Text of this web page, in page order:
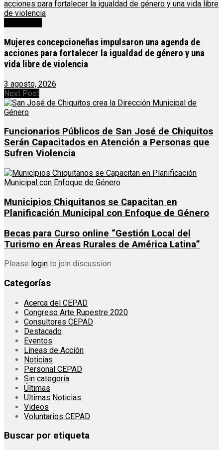
Mujeres concepcioneñas impulsaron una agenda de
acciones para fortalecer la igualdad de género y una
vida libre de violencia
3 agosto, 2026
Next Post
Funcionarios Públicos de San José de Chiquitos
Serán Capacitados en Atención a Personas que
Sufren Violencia
Municipios Chiquitanos se Capacitan en
Planificación Municipal con Enfoque de Género
Becas para Curso online “Gestión Local del
Turismo en Áreas Rurales de América Latina”
Please login to join discussion
Categorías
Acerca del CEPAD
Congreso Arte Rupestre 2020
Consultores CEPAD
Destacado
Eventos
Líneas de Acción
Noticias
Personal CEPAD
Sin categoría
Últimas
Ultimas Noticias
Videos
Voluntarios CEPAD
Buscar por etiqueta